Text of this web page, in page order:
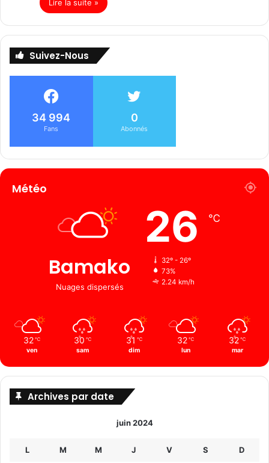
Lire la suite »
Suivez-Nous
34 994
Fans
0
Abonnés
Météo
Bamako
Nuages ​​dispersés
26 ℃
32º - 26º
73%
2.24 km/h
32 ℃
ven
30 ℃
sam
31 ℃
dim
32 ℃
lun
32 ℃
mar
Archives par date
juin 2024
L M M J V S D